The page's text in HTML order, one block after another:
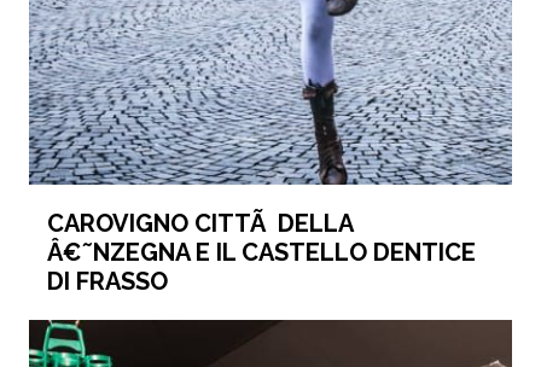
CAROVIGNO CITTÃ DELLA
Â€˜NZEGNA E IL CASTELLO DENTICE
DI FRASSO